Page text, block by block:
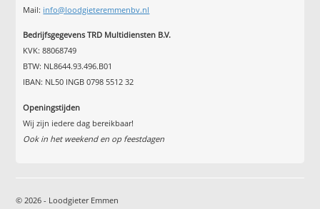
Mail: info@loodgieteremmenbv.nl
Bedrijfsgegevens TRD Multidiensten B.V.
KVK: 88068749
BTW: NL8644.93.496.B01
IBAN: NL50 INGB 0798 5512 32
Openingstijden
Wij zijn iedere dag bereikbaar!
Ook in het weekend en op feestdagen
© 2026 - Loodgieter Emmen